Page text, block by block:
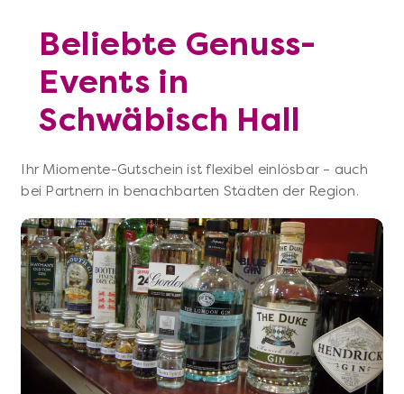
Beliebte Genuss-
Events in
Schwäbisch Hall
Ihr Miomente-Gutschein ist flexibel einlösbar – auch
bei Partnern in benachbarten Städten der Region.